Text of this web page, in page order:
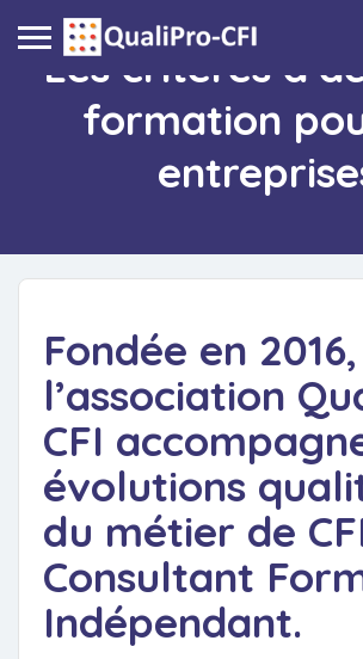
Les critères
formation
Fondée en 2016,
l’association
CFI
évolutions
du métier de
Consultant
Indépendant.